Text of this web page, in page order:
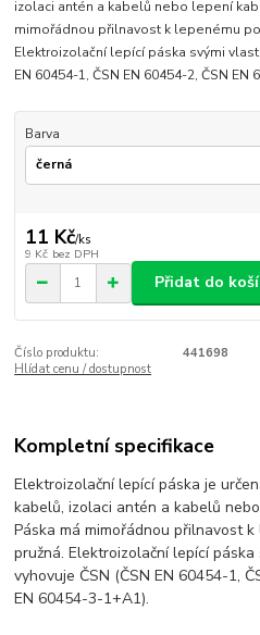
izolaci antén a kabelů nebo lepení
mimořádnou přilnavost k lepenému
Elektroizolační lepící páska svými
EN 60454-1, ČSN EN 60454-2, ČSN EN
Barva
11 Kč/ks
9 Kč bez DPH
Přidat do
Číslo produktu:
441698
Hlídat cenu / dostupnost
Kompletní specifikace
Elektroizolační lepící páska je
kabelů, izolaci antén a kabelů
Páska má mimořádnou přilnavost
pružná. Elektroizolační lepící
vyhovuje ČSN (ČSN EN 60454-1,
EN 60454-3-1+A1).